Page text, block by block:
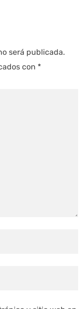
será publicada.
con *